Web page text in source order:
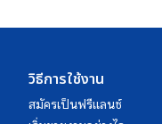
วิธีการใช้งาน
สมัครเป็นฟรีแลนซ์